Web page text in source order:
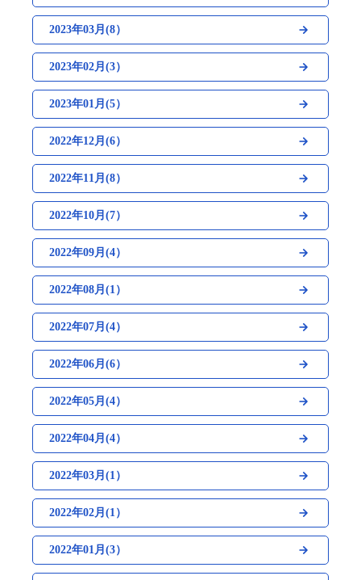
2023年03月(8）
2023年02月(3）
2023年01月(5）
2022年12月(6）
2022年11月(8）
2022年10月(7）
2022年09月(4）
2022年08月(1）
2022年07月(4）
2022年06月(6）
2022年05月(4）
2022年04月(4）
2022年03月(1）
2022年02月(1）
2022年01月(3）